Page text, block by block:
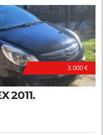
3.000 €
2011.